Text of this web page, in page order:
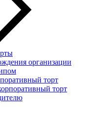
организации
торт
торт